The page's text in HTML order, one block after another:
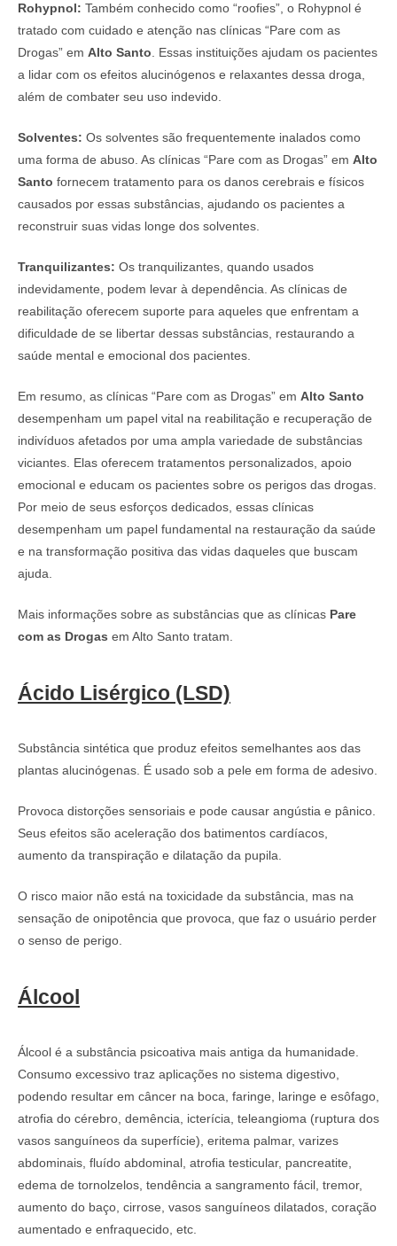
Rohypnol: Também conhecido como “roofies”, o Rohypnol é
tratado com cuidado e atenção nas clínicas “Pare com as
Drogas” em Alto Santo . Essas instituições ajudam os pacientes
a lidar com os efeitos alucinógenos e relaxantes dessa droga,
além de combater seu uso indevido.
Solventes: Os solventes são frequentemente inalados como
uma forma de abuso. As clínicas “Pare com as Drogas” em Alto
Santo fornecem tratamento para os danos cerebrais e físicos
causados por essas substâncias, ajudando os pacientes a
reconstruir suas vidas longe dos solventes.
Tranquilizantes: Os tranquilizantes, quando usados
indevidamente, podem levar à dependência. As clínicas de
reabilitação oferecem suporte para aqueles que enfrentam a
dificuldade de se libertar dessas substâncias, restaurando a
saúde mental e emocional dos pacientes.
Em resumo, as clínicas “Pare com as Drogas” em Alto Santo
desempenham um papel vital na reabilitação e recuperação de
indivíduos afetados por uma ampla variedade de substâncias
viciantes. Elas oferecem tratamentos personalizados, apoio
emocional e educam os pacientes sobre os perigos das drogas.
Por meio de seus esforços dedicados, essas clínicas
desempenham um papel fundamental na restauração da saúde
e na transformação positiva das vidas daqueles que buscam
ajuda.
Mais informações sobre as substâncias que as clínicas Pare
com as Drogas em Alto Santo tratam.
Ácido Lisérgico (LSD)
Substância sintética que produz efeitos semelhantes aos das
plantas alucinógenas. É usado sob a pele em forma de adesivo.
Provoca distorções sensoriais e pode causar angústia e pânico.
Seus efeitos são aceleração dos batimentos cardíacos,
aumento da transpiração e dilatação da pupila.
O risco maior não está na toxicidade da substância, mas na
sensação de onipotência que provoca, que faz o usuário perder
o senso de perigo.
Álcool
Álcool é a substância psicoativa mais antiga da humanidade.
Consumo excessivo traz aplicações no sistema digestivo,
podendo resultar em câncer na boca, faringe, laringe e esôfago,
atrofia do cérebro, demência, icterícia, teleangioma (ruptura dos
vasos sanguíneos da superfície), eritema palmar, varizes
abdominais, fluído abdominal, atrofia testicular, pancreatite,
edema de tornolzelos, tendência a sangramento fácil, tremor,
aumento do baço, cirrose, vasos sanguíneos dilatados, coração
aumentado e enfraquecido, etc.